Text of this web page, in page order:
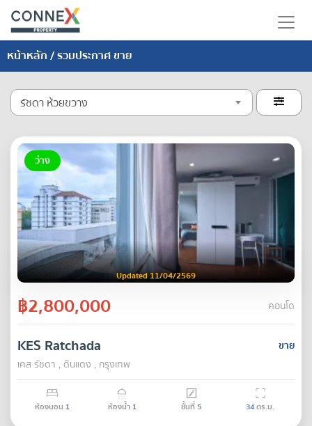
หน้าหลัก/ รวมประกาศ ขาย
รัชดา ห้วยขวาง 
ว่าง
Updated 11/04/2569
฿2,800,000 คอนโด
ขาย
KES Ratchada
เคส รัชดา , ดินแดง , กรุงเทพ
ห้องนอน 1 ห้องน้ำ 1 ชั้นที่5 34ตร.ม.